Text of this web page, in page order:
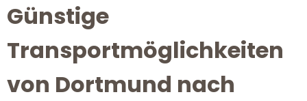
Günstige
Transportmöglichkeiten
von Dortmund nach